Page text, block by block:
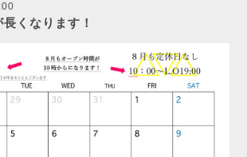
くなります！